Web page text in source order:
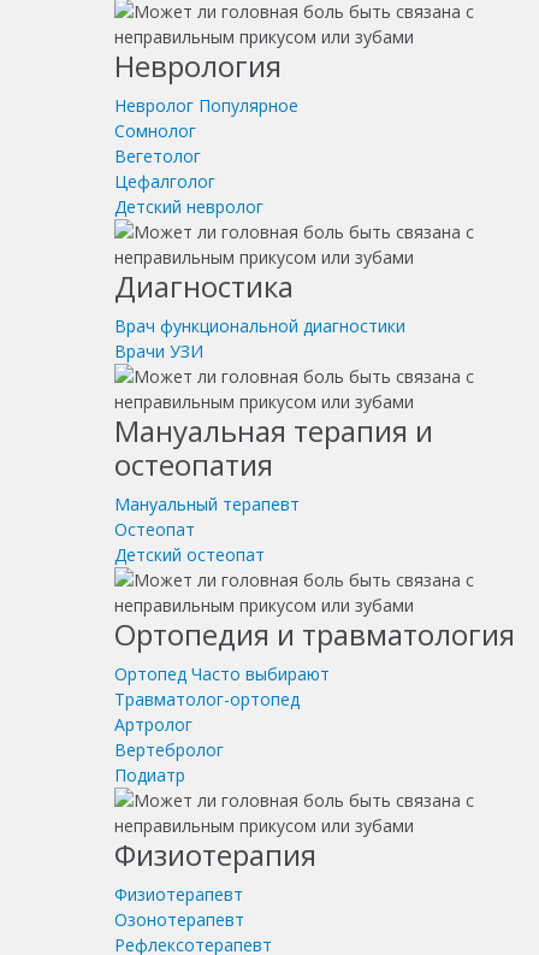
Неврология
Невролог Популярное
Сомнолог
Вегетолог
Цефалголог
Детский невролог
Диагностика
Врач функциональной диагностики
Врачи УЗИ
Мануальная терапия и
остеопатия
Мануальный терапевт
Остеопат
Детский остеопат
Ортопедия и травматология
Ортопед Часто выбирают
Травматолог-ортопед
Артролог
Вертебролог
Подиатр
Физиотерапия
Физиотерапевт
Озонотерапевт
Рефлексотерапевт